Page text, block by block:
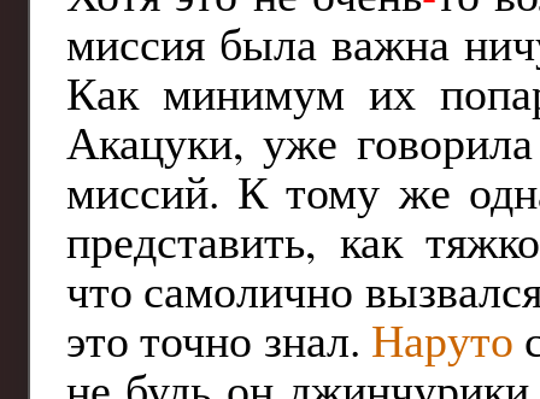
миссия была важна
Как минимум их
Акацуки, уже
миссий. К тому же
представить, как
что самолично
это точно знал. Наруто